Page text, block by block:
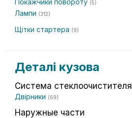
Покажчики повороту (5)
Лампи (312)
Щітки стартера (9)
Деталі кузова
Система стеклоочистителя
Двірники (69)
Наружные части